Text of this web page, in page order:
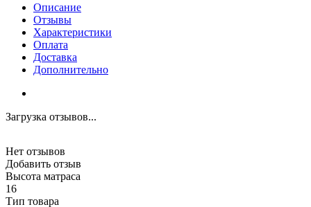
Описание
Отзывы
Характеристики
Оплата
Доставка
Дополнительно
Загрузка отзывов...
Нет отзывов
Добавить отзыв
Высота матраса
16
Тип товара